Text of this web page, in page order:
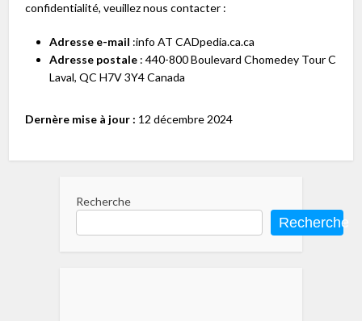
confidentialité, veuillez nous contacter :
Adresse e-mail :info AT CADpedia.ca.ca
Adresse postale : 440-800 Boulevard Chomedey Tour C
Laval, QC H7V 3Y4 Canada
Dernère mise à jour : 12 décembre 2024
Recherche
Recherche